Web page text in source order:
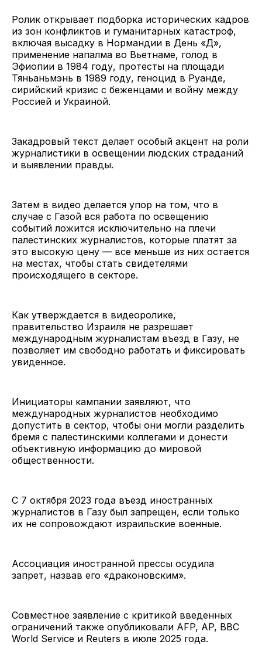
Ролик открывает подборка исторических кадров
из зон конфликтов и гуманитарных катастроф,
включая высадку в Нормандии в День «Д»,
применение напалма во Вьетнаме, голод в
Эфиопии в 1984 году, протесты на площади
Тяньаньмэнь в 1989 году, геноцид в Руанде,
сирийский кризис с беженцами и войну между
Россией и Украиной.
Закадровый текст делает особый акцент на роли
журналистики в освещении людских страданий
и выявлении правды.
Затем в видео делается упор на том, что в
случае с Газой вся работа по освещению
событий ложится исключительно на плечи
палестинских журналистов, которые платят за
это высокую цену — все меньше из них остается
на местах, чтобы стать свидетелями
происходящего в секторе.
Как утверждается в видеоролике,
правительство Израиля не разрешает
международным журналистам въезд в Газу, не
позволяет им свободно работать и фиксировать
увиденное.
Инициаторы кампании заявляют, что
международных журналистов необходимо
допустить в сектор, чтобы они могли разделить
бремя с палестинскими коллегами и донести
объективную информацию до мировой
общественности.
С 7 октября 2023 года въезд иностранных
журналистов в Газу был запрещен, если только
их не сопровождают израильские военные.
Ассоциация иностранной прессы осудила
запрет, назвав его «драконовским».
Совместное заявление с критикой введенных
ограничений также опубликовали AFP, AP, BBC
World Service и Reuters в июле 2025 года.